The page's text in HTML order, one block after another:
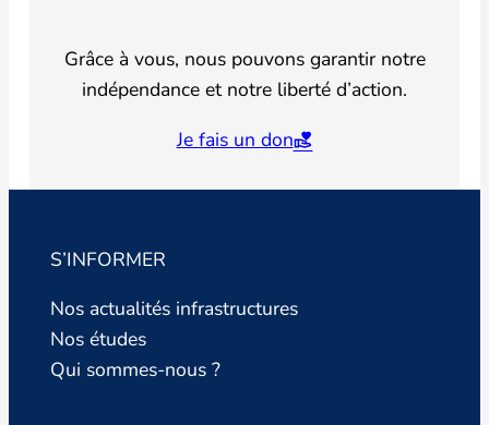
Grâce à vous, nous pouvons garantir notre
indépendance et notre liberté d’action.
Je fais un don
S’INFORMER
Nos actualités infrastructures
Nos études
Qui sommes-nous ?